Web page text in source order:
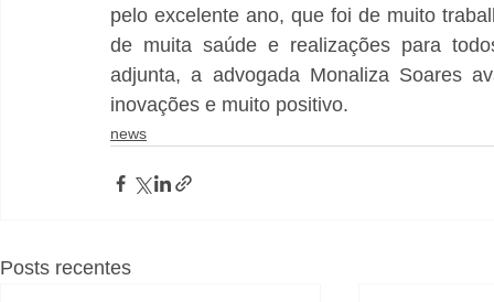
pelo excelente ano, que foi de muito
de muita saúde e realizações para
adjunta, a advogada Monaliza Soares
inovações e muito positivo.
news
Posts recentes